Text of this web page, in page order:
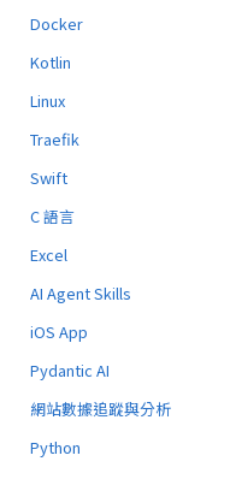
Docker
Kotlin
Linux
Traefik
Swift
C 語言
Excel
AI Agent Skills
iOS App
Pydantic AI
網站數據追蹤與分析
Python